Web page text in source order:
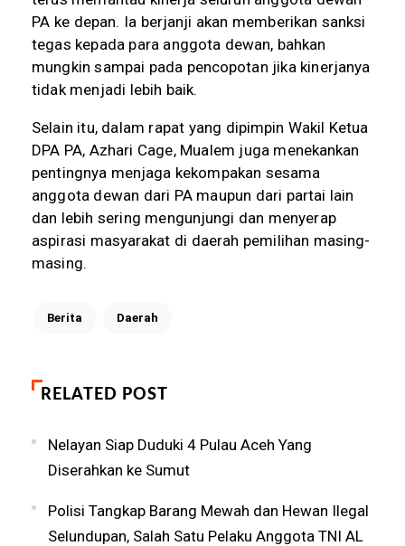
PA ke depan. Ia berjanji akan memberikan sanksi
tegas kepada para anggota dewan, bahkan
mungkin sampai pada pencopotan jika kinerjanya
tidak menjadi lebih baik.
Selain itu, dalam rapat yang dipimpin Wakil Ketua
DPA PA, Azhari Cage, Mualem juga menekankan
pentingnya menjaga kekompakan sesama
anggota dewan dari PA maupun dari partai lain
dan lebih sering mengunjungi dan menyerap
aspirasi masyarakat di daerah pemilihan masing-
masing.
Berita Daerah
RELATED POST
Nelayan Siap Duduki 4 Pulau Aceh Yang
Diserahkan ke Sumut
Polisi Tangkap Barang Mewah dan Hewan Ilegal
Selundupan, Salah Satu Pelaku Anggota TNI AL